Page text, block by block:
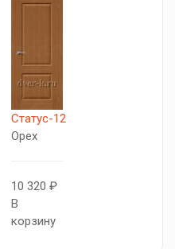
Статус-12
Орех
10 320 ₽
В
корзину